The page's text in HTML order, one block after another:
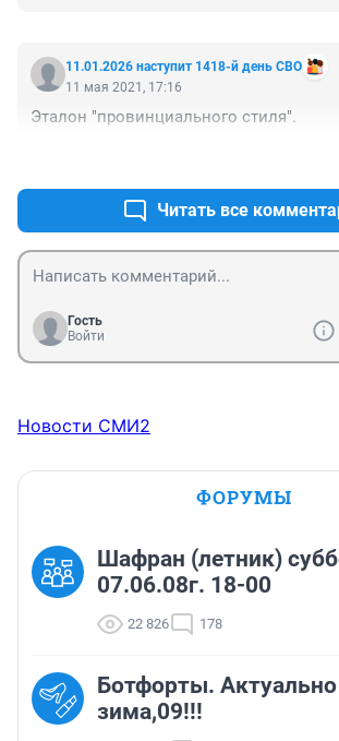
11.01.2026 наступит 1418-й день СВО
11 мая 2021, 17:16
Эталон "провинциального стиля".
Читать все
Гость
Войти
Новости СМИ2
ФОРУМЫ
Шафран (летник)
07.06.08г. 18-00
22 826 178
Ботфорты.
зима,09!!!